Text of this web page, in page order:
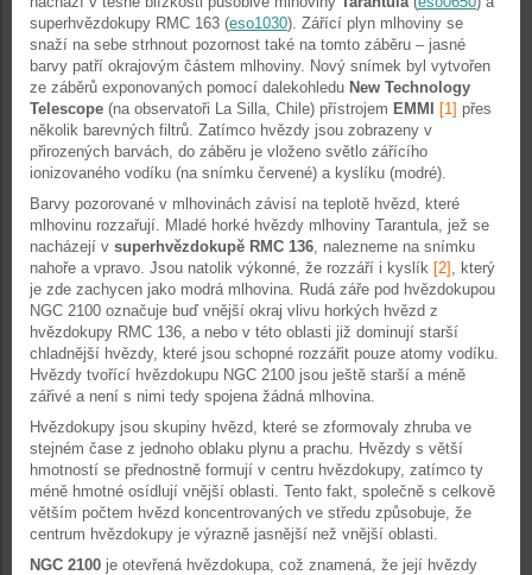
superhvězdokupy RMC 163 (eso1030). Zářící plyn mlhoviny se
snaží na sebe strhnout pozornost také na tomto záběru – jasné
barvy patří okrajovým částem mlhoviny. Nový snímek byl vytvořen
ze záběrů exponovaných pomocí dalekohledu New Technology
Telescope (na observatoři La Silla, Chile) přístrojem EMMI [1] přes
několik barevných filtrů. Zatímco hvězdy jsou zobrazeny v
přirozených barvách, do záběru je vloženo světlo zářícího
ionizovaného vodíku (na snímku červené) a kyslíku (modré).
Barvy pozorované v mlhovinách závisí na teplotě hvězd, které
mlhovinu rozzařují. Mladé horké hvězdy mlhoviny Tarantula, jež se
nacházejí v superhvězdokupě RMC 136, nalezneme na snímku
nahoře a vpravo. Jsou natolik výkonné, že rozzáří i kyslík [2] , který
je zde zachycen jako modrá mlhovina. Rudá záře pod hvězdokupou
NGC 2100 označuje buď vnější okraj vlivu horkých hvězd z
hvězdokupy RMC 136, a nebo v této oblasti již dominují starší
chladnější hvězdy, které jsou schopné rozzářit pouze atomy vodíku.
Hvězdy tvořící hvězdokupu NGC 2100 jsou ještě starší a méně
zářivé a není s nimi tedy spojena žádná mlhovina.
Hvězdokupy jsou skupiny hvězd, které se zformovaly zhruba ve
stejném čase z jednoho oblaku plynu a prachu. Hvězdy s větší
hmotností se přednostně formují v centru hvězdokupy, zatímco ty
méně hmotné osídlují vnější oblasti. Tento fakt, společně s celkově
větším počtem hvězd koncentrovaných ve středu způsobuje, že
centrum hvězdokupy je výrazně jasnější než vnější oblasti.
NGC 2100 je otevřená hvězdokupa, což znamená, že její hvězdy